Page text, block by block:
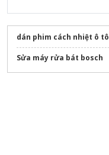
dán phim cách nhiệt ô tô
Sửa máy rửa bát bosch